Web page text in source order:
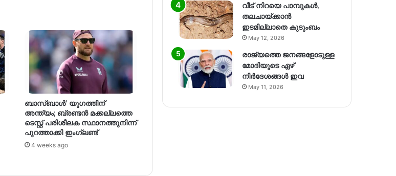
ബാസ്ബാൾ’ യുഗത്തിന്
അന്ത്യം; ബ്രണ്ടൻ മക്കല്ലത്തെ
ടെസ്റ്റ് പരിശീലക സ്ഥാനത്തുനിന്ന്
പുറത്താക്കി ഇംഗ്ലണ്ട്
4 weeks ago
വീട് നിറയെ പാമ്പുകൾ,
തലചായ്ക്കാൻ
ഇടമില്ലാതെ കുടുംബം
May 12, 2026
രാജ്യത്തെ ജനങ്ങളോടുള്ള
മോദിയുടെ ഏഴ്
നിര്‍ദേശങ്ങള്‍ ഇവ
May 11, 2026